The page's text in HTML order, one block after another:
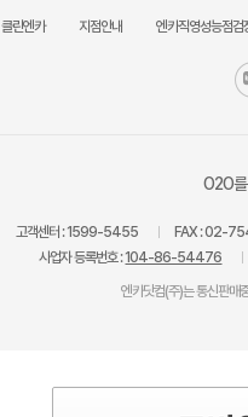
클린엔카 지점안내 엔카직영성능점검
O2O를
고객센터 :1599-5455 FAX :02-
사업자 등록번호 :104-86-54476
엔카닷컴(주)는 통신판매